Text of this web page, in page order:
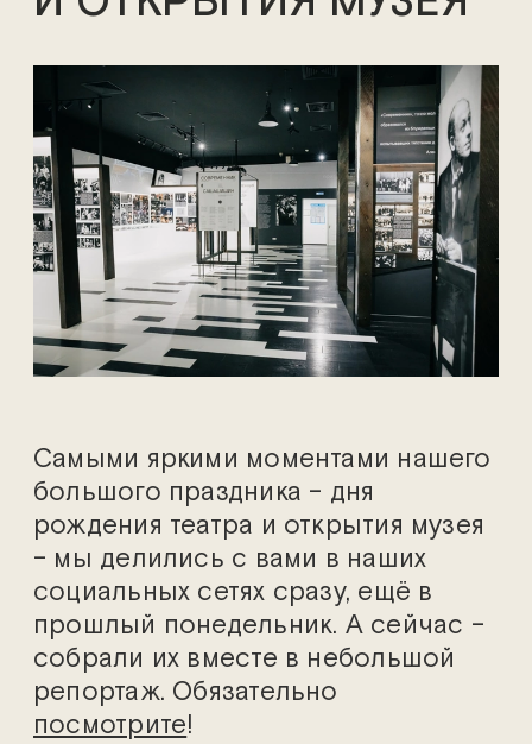
Самыми яркими моментами нашего
большого праздника – дня
рождения театра и открытия музея
– мы делились с вами в наших
социальных сетях сразу, ещё в
прошлый понедельник. А сейчас –
собрали их вместе в небольшой
репортаж. Обязательно
посмотрите!